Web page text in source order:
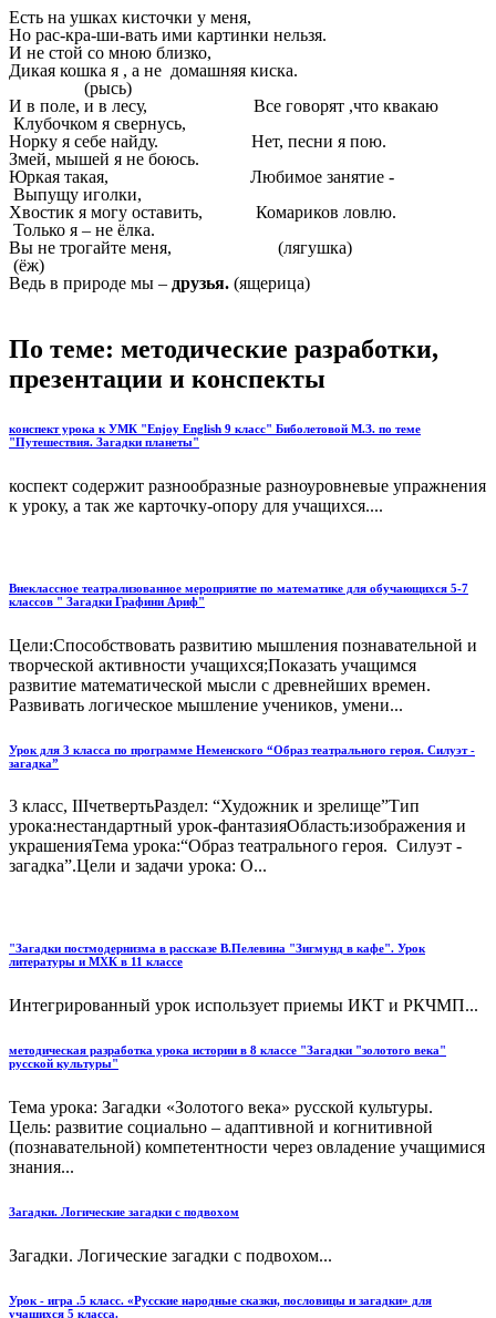
Есть на ушках кисточки у меня,
Но рас-кра-ши-вать ими картинки нельзя.
И не стой со мною близко,
Дикая кошка я , а не домашняя киска.
(рысь)
И в поле, и в лесу, Все говорят ,что квакаю
Клубочком я свернусь,
Норку я себе найду. Нет, песни я пою.
Змей, мышей я не боюсь.
Юркая такая, Любимое занятие -
Выпущу иголки,
Хвостик я могу оставить, Комариков ловлю.
Только я – не ёлка.
Вы не трогайте меня, (лягушка)
(ёж)
Ведь в природе мы – друзья. (ящерица)
По теме: методические разработки,
презентации и конспекты
конспект урока к УМК "Enjoy English 9 класс" Биболетовой М.З. по теме
"Путешествия. Загадки планеты"
коспект содержит разнообразные разноуровневые упражнения
к уроку, а так же карточку-опору для учащихся....
Внеклассное театрализованное мероприятие по математике для обучающихся 5-7
классов " Загадки Графини Ариф"
Цели:Способствовать развитию мышления познавательной и
творческой активности учащихся;Показать учащимся
развитие математической мысли с древнейших времен.
Развивать логическое мышление учеников, умени...
Урок для 3 класса по программе Неменского “Образ театрального героя. Силуэт -
загадка”
3 класс, IIIчетвертьРаздел: “Художник и зрелище”Тип
урока:нестандартный урок-фантазияОбласть:изображения и
украшенияТема урока:“Образ театрального героя. Силуэт -
загадка”.Цели и задачи урока: О...
"Загадки постмодернизма в рассказе В.Пелевина "Зигмунд в кафе". Урок
литературы и МХК в 11 классе
Интегрированный урок использует приемы ИКТ и РКЧМП...
методическая разработка урока истории в 8 классе "Загадки "золотого века"
русской культуры"
Тема урока: Загадки «Золотого века» русской культуры.
Цель: развитие социально – адаптивной и когнитивной
(познавательной) компетентности через овладение учащимися
знания...
Загадки. Логические загадки с подвохом
Загадки. Логические загадки с подвохом...
Урок - игра .5 класс. «Русские народные сказки, пословицы и загадки» для
учащихся 5 класса.